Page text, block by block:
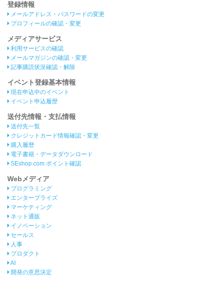
登録情報
メールアドレス・パスワードの変更
プロフィールの確認・変更
メディアサービス
利用サービスの確認
メールマガジンの確認・変更
記事購読状況確認・解除
イベント登録基本情報
現在申込中のイベント
イベント申込履歴
送付先情報・支払情報
送付先一覧
クレジットカード情報確認・変更
購入履歴
電子書籍・データダウンロード
SEshop.com ポイント確認
Webメディア
プログラミング
エンタープライズ
マーケティング
ネット通販
イノベーション
セールス
人事
プロダクト
AI
開発の意思決定